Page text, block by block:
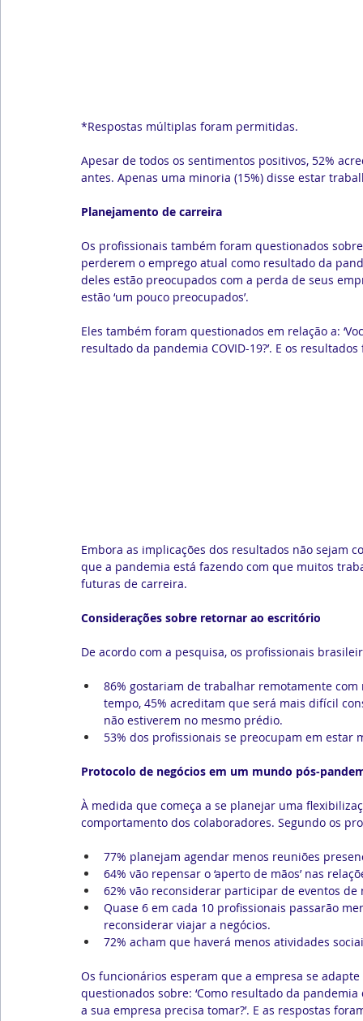
*Respostas múltiplas foram permitidas.
Apesar de todos os sentimentos positivos, 52%
antes. Apenas uma minoria (15%) disse estar
Planejamento de carreira
Os profissionais também foram questionados
perderem o emprego atual como resultado da
deles estão preocupados com a perda de seus
estão ‘um pouco preocupados’.
Eles também foram questionados em relação a:
resultado da pandemia COVID-19?’. E os
Embora as implicações dos resultados não sejam
que a pandemia está fazendo com que muitos
futuras de carreira.
Considerações sobre retornar ao escritório
De acordo com a pesquisa, os profissionais
86% gostariam de trabalhar remotamente
tempo, 45% acreditam que será mais difícil
não estiverem no mesmo prédio.
53% dos profissionais se preocupam em
Protocolo de negócios em um mundo pós-
À medida que começa a se planejar uma
comportamento dos colaboradores. Segundo os
77% planejam agendar menos reuniões
64% vão repensar o ‘aperto de mãos’ nas
62% vão reconsiderar participar de eventos de
Quase 6 em cada 10 profissionais passarão
reconsiderar viajar a negócios.
72% acham que haverá menos atividades
Os funcionários esperam que a empresa se
questionados sobre: ‘Como resultado da
a sua empresa precisa tomar?’. E as respostas